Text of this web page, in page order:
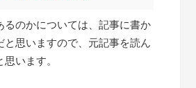
るのかについては、記事に書か
と思いますので、元記事を読ん
います。